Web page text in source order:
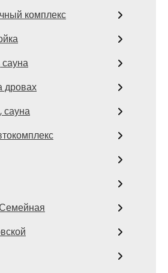
комплекс
сауна
дровах
сауна